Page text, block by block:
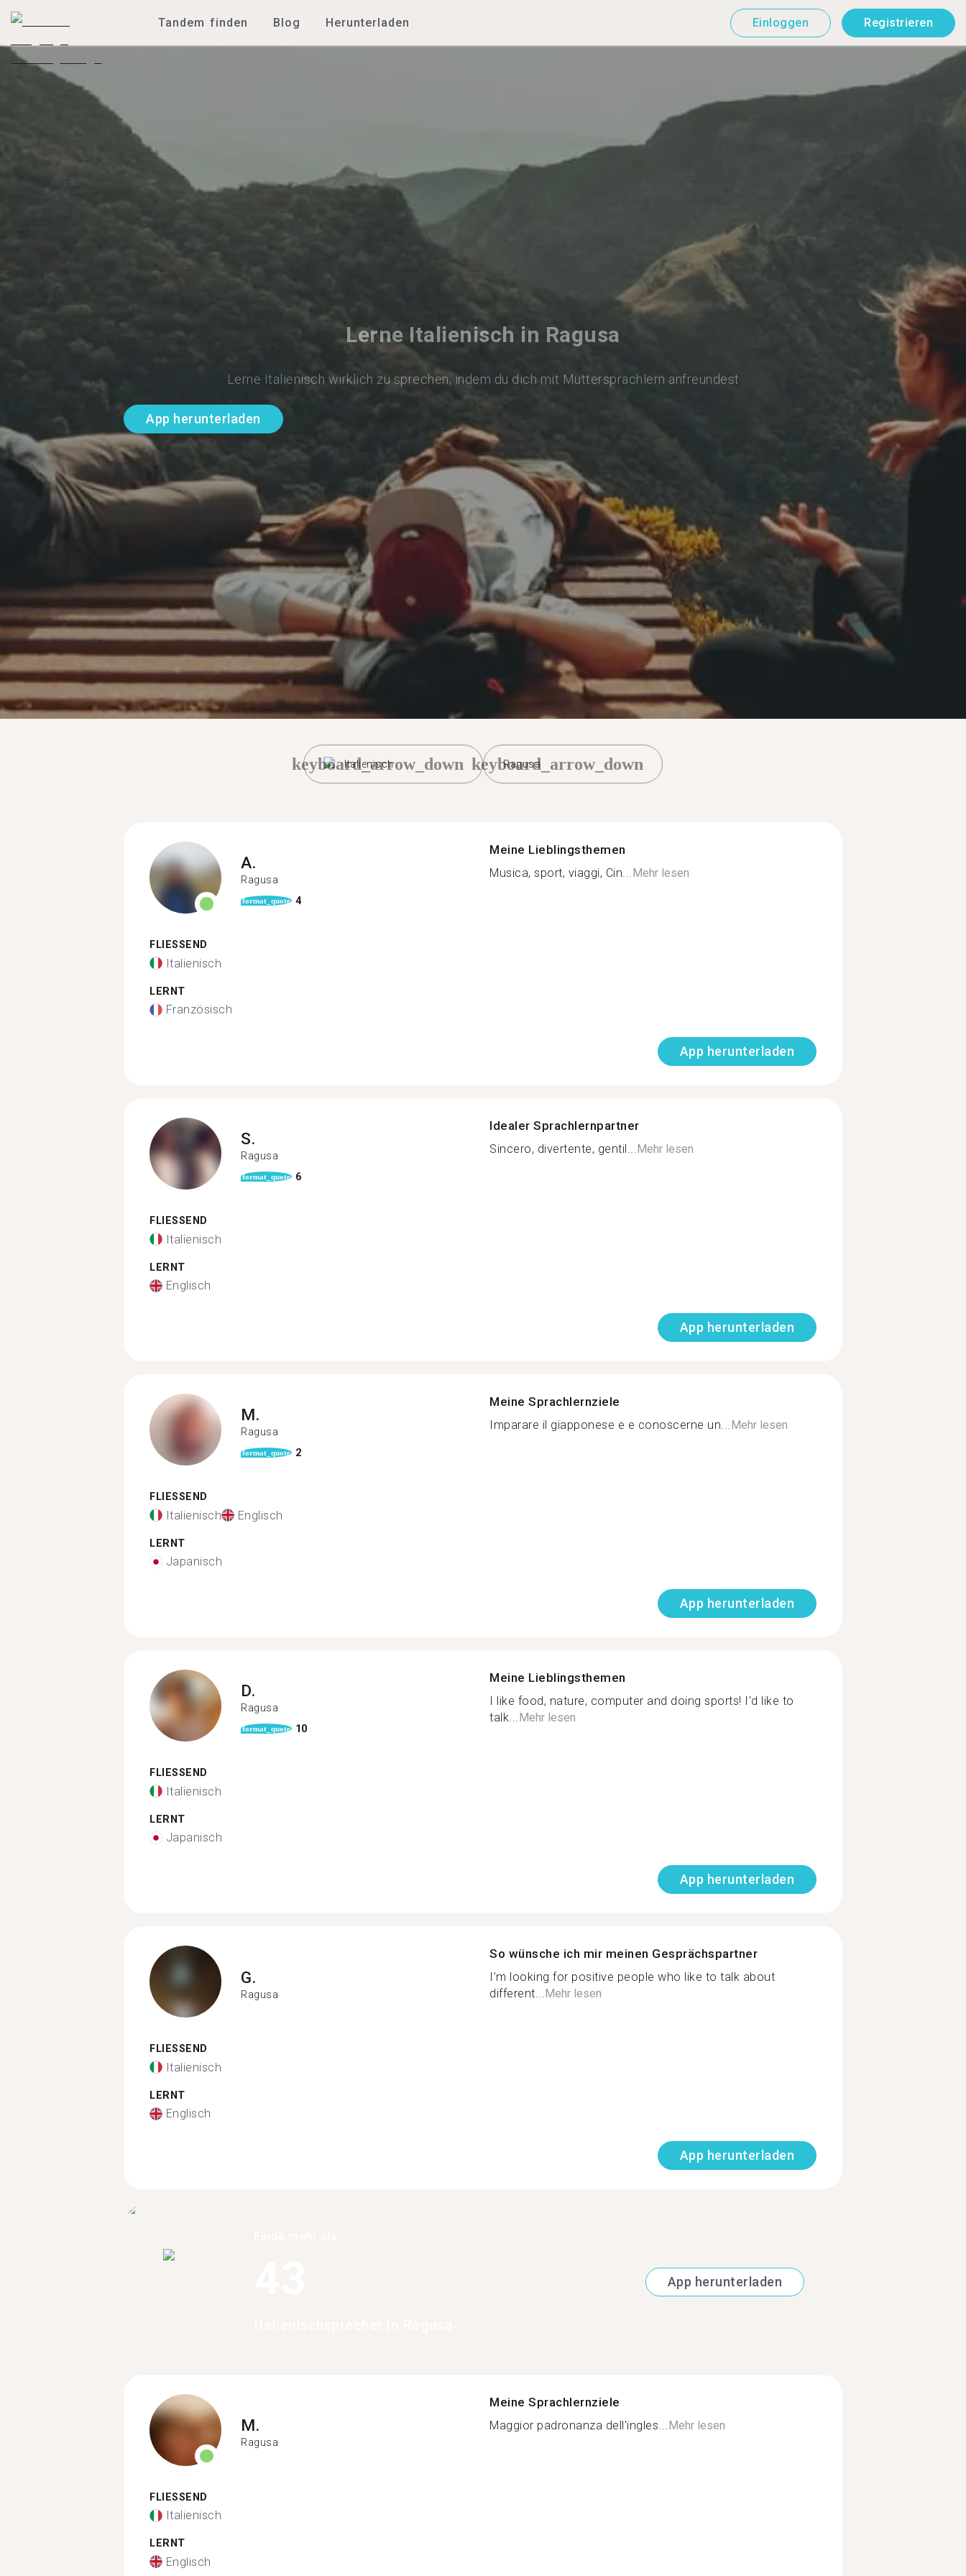
Tandem finden Blog Herunterladen Einloggen Registrieren
Lerne Italienisch in Ragusa
Lerne Italienisch wirklich zu sprechen, indem du dich mit Muttersprachlern anfreundest
App herunterladen
Italienisch
keyboard_arrow_down Ragusa
keyboard_arrow_down
A.
Ragusa
format_quote 4
FLIESSEND
Italienisch
LERNT
Französisch
Meine Lieblingsthemen
Musica, sport, viaggi, Cin...Mehr lesen
App herunterladen
S.
Ragusa
format_quote 6
FLIESSEND
Italienisch
LERNT
Englisch
Idealer Sprachlernpartner
Sincero, divertente, gentil...Mehr lesen
App herunterladen
M.
Ragusa
format_quote 2
FLIESSEND
Italienisch Englisch
LERNT
Japanisch
Meine Sprachlernziele
Imparare il giapponese e e conoscerne un...Mehr lesen
App herunterladen
D.
Ragusa
format_quote 10
FLIESSEND
Italienisch
LERNT
Japanisch
Meine Lieblingsthemen
I like food, nature, computer and doing sports! I'd like to
talk...Mehr lesen
App herunterladen
G.
Ragusa
FLIESSEND
Italienisch
LERNT
Englisch
So wünsche ich mir meinen Gesprächspartner
I'm looking for positive people who like to talk about
different...Mehr lesen
App herunterladen
App herunterladen
M.
Ragusa
FLIESSEND
Italienisch
LERNT
Englisch
Meine Sprachlernziele
Maggior padronanza dell'ingles... Mehr lesen